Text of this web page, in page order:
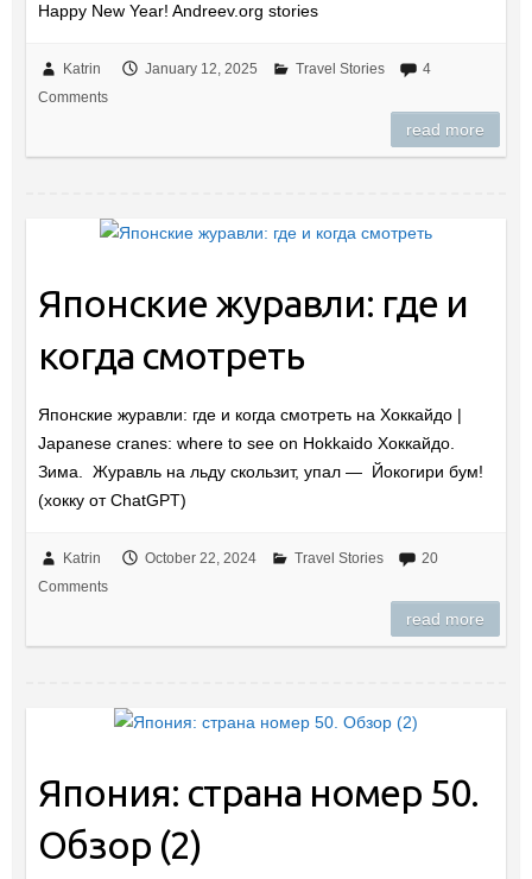
Happy New Year! Andreev.org stories
Katrin January 12, 2025 Travel Stories
4
Comments
read more
Японские журавли: где и
когда смотреть
Японские журавли: где и когда смотреть на Хоккайдо |
Japanese cranes: where to see on Hokkaido Хоккайдо.
Зима. Журавль на льду скользит, упал — Йокогири бум!
(хокку от ChatGPT)
Katrin October 22, 2024 Travel Stories
20
Comments
read more
Япония: страна номер 50.
Обзор (2)